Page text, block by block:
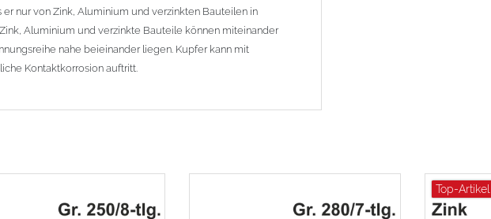
nur von Zink, Aluminium und verzinkten Bauteilen in
Zink, Aluminium und verzinkte Bauteile können miteinander
nahe beieinander liegen. Kupfer kann mit
Kontaktkorrosion auftritt.
Top-Artikel